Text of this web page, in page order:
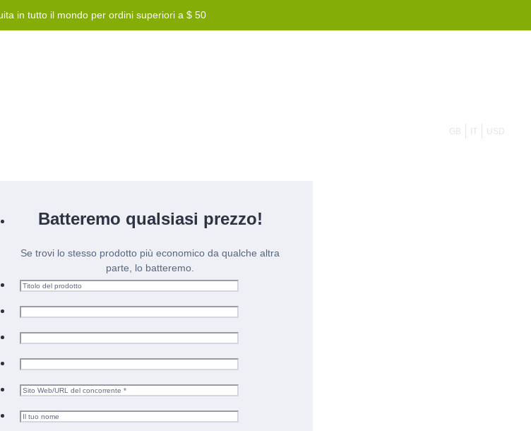
in tutto il mondo per ordini superiori a $ 50
GB IT USD
Batteremo qualsiasi prezzo!
Se trovi lo stesso prodotto più economico da qualche altra
parte, lo batteremo.